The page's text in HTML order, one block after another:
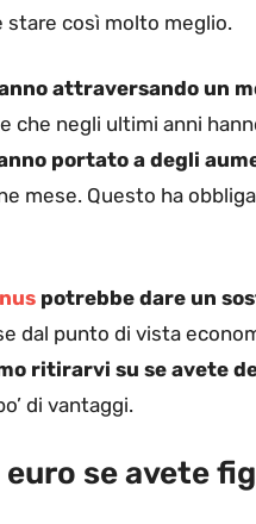
stare così molto meglio.
attraversando un
che negli ultimi anni
portato a degli
mese. Questo ha
potrebbe dare un
dal punto di vista
ritirarvi su se avete
di vantaggi.
euro se avete